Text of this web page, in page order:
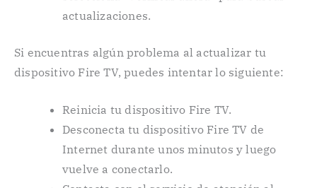
actualizaciones.
Si encuentras algún problema al actualizar tu
dispositivo Fire TV, puedes intentar lo siguiente:
Reinicia tu dispositivo Fire TV.
Desconecta tu dispositivo Fire TV de
Internet durante unos minutos y luego
vuelve a conectarlo.